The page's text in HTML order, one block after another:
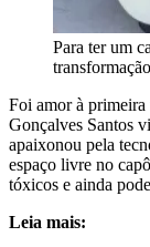
Para ter um
transformação
Foi amor à primeira
Gonçalves Santos
apaixonou pela
espaço livre no
tóxicos e ainda
Leia mais: